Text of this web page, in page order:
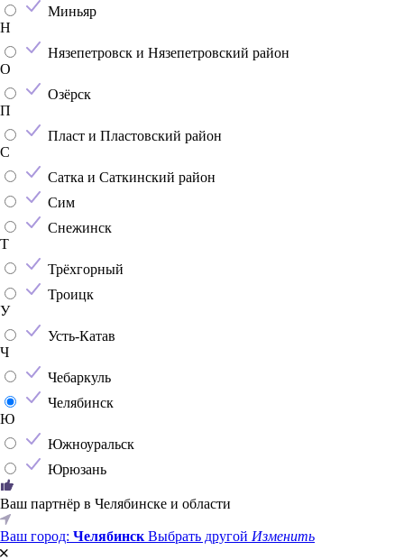
Миньяр
Н
Нязепетровск и Нязепетровский район
О
Озёрск
П
Пласт и Пластовский район
С
Сатка и Саткинский район
Сим
Снежинск
Т
Трёхгорный
Троицк
У
Усть-Катав
Ч
Чебаркуль
Челябинск
Ю
Южноуральск
Юрюзань
Ваш партнёр в Челябинске и области
Ваш город: Челябинск Выбрать другой Изменить